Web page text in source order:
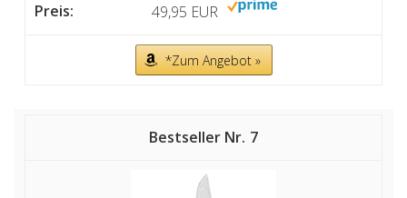
49,95 EUR
*Zum Angebot »
7